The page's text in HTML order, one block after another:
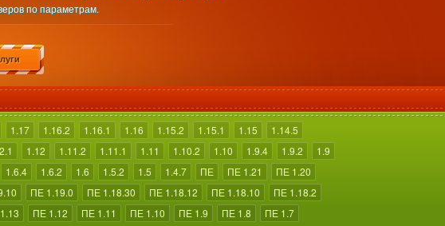
по параметрам.
1.17 1.16.2 1.16.1 1.16 1.15.2 1.15.1 1.15
1.14.5
1.12 1.11.2 1.11.1 1.11 1.10.2 1.10 1.9.4 1.9.2
1.9
1.6.4 1.6.2 1.6 1.5.2 1.5 1.4.7 ПЕ ПЕ 1.21
ПЕ 1.20
ПЕ 1.19.0 ПЕ 1.18.30 ПЕ 1.18.12 ПЕ 1.18.10
ПЕ 1.18.2
ПЕ 1.12 ПЕ 1.11 ПЕ 1.10 ПЕ 1.9 ПЕ 1.8
ПЕ 1.7